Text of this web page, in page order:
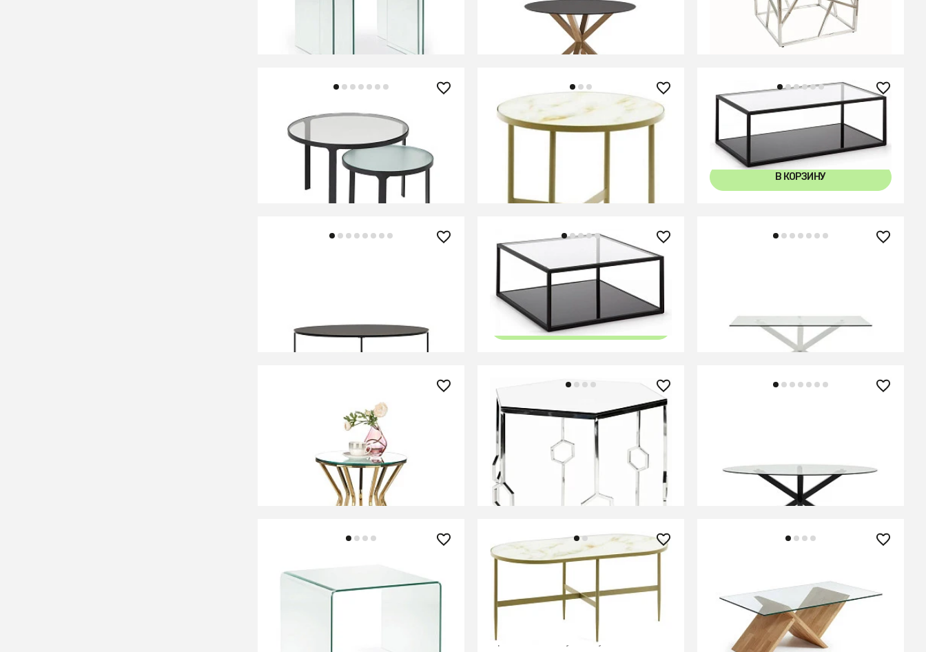
ножек под дерево, Ø 120
В КОРЗИНУ
СООБЩИТЬ О ПОСТУПЛЕНИИ
Временно отсутствует
87 990 ₽
Набор столиков Oni Ø 70 cm / Ø
50 cm
В КОРЗИНУ
41 990 ₽
Журнальный столик Elisenda
47 990 ₽
Журнальный столик Greenhill 110
x 60 см черный
В КОРЗИНУ
65 см
В КОРЗИНУ
44 990 ₽
Журнальный столик Greenhill
черный
В КОРЗИНУ В КОРЗИНУ
Стол журнальный AFINA S
(зеркало/золотой)
СООБЩИТЬ О ПОСТУПЛЕНИИ
Временно отсутствует
39 590 ₽
Кофейный столик Art Silver
0.55x0.55x0.55м
СООБЩИТЬ О ПОСТУПЛЕНИИ
Временно отсутствует
В КОРЗИНУ
Столик Burano
63 990 ₽
Журнальный столик Elisenda 100
х 50
СООБЩИТЬ О ПОСТУПЛЕНИИ
Временно отсутствует
Кофейный столик Walea дуб
В КОРЗИНУ